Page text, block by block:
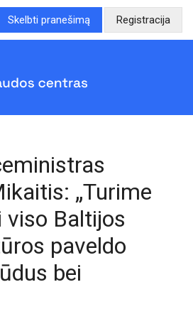
Skelbti pranešimą Registracija
„Turime
Baltijos
paveldo
bei